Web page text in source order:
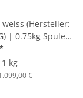
weiss (Hersteller:
| 0.75kg Spulen
| Made in
*
kg
€